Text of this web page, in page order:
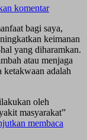
komentar
bagi saya,
keimanan
yang diharamkan.
atau menjaga
ketakwaan adalah
oleh
masyarakat”
membaca